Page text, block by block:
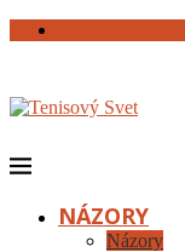
NÁZORY
Názory